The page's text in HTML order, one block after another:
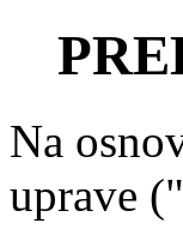
Na
uprave